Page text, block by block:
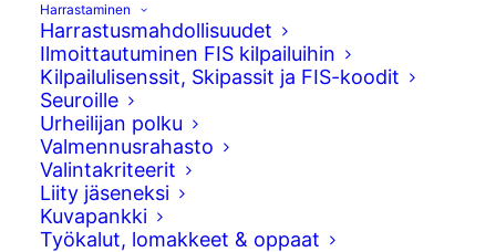
Harrastaminen
Harrastusmahdollisuudet
Ilmoittautuminen FIS kilpailuihin
Kilpailulisenssit, Skipassit ja FIS-koodit
Seuroille
Urheilijan polku
Valmennusrahasto
Valintakriteerit
Liity jäseneksi
Kuvapankki
Työkalut, lomakkeet & oppaat